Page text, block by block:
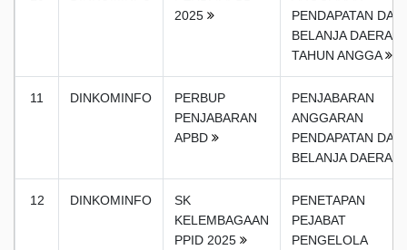
2025
PENDAPATAN DAN
BELANJA DAERAH
TAHUN ANGGA
11 DINKOMINFO
PERBUP
PENJABARAN
APBD
PENJABARAN
ANGGARAN
PENDAPATAN DAN
BELANJA DAERAH
12 DINKOMINFO
SK
KELEMBAGAAN
PPID 2025
PENETAPAN
PEJABAT
PENGELOLA